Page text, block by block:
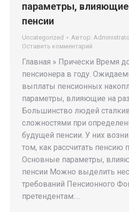
параметры,
пенсии
Uncategorized Автор:
Оставить комментарий
Главная » Прически Время
пенсионера в году.
выплаты пенсионных
параметры, влияющие на
Большинство людей
сложностями при
будущей пенсии. У них
том, как рассчитать пенсию
Основные параметры,
пенсии Можно выделить
требований Пенсионного
претендентам:…